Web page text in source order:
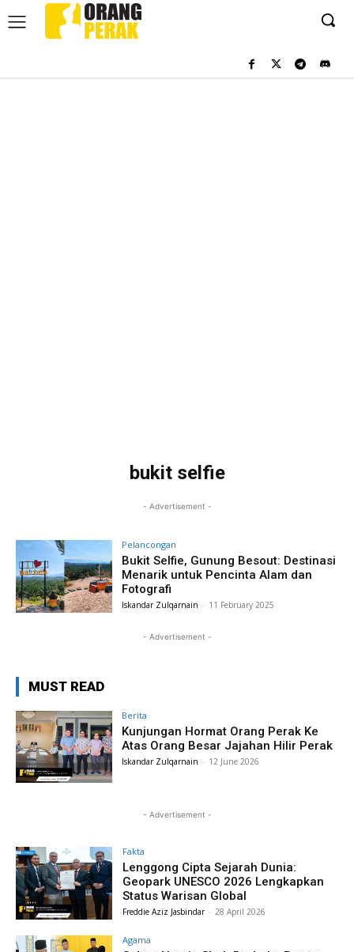
bukit selfie
- Advertisement -
Pelancongan
Bukit Selfie, Gunung Besout: Destinasi
Menarik untuk Pencinta Alam dan
Fotografi
Iskandar Zulqarnain - 11 February 2025
- Advertisement -
MUST READ
Berita
Kunjungan Hormat Orang Perak Ke
Atas Orang Besar Jajahan Hilir Perak
Iskandar Zulqarnain - 12 June 2026
- Advertisement -
Fakta
Lenggong Cipta Sejarah Dunia:
Geopark UNESCO 2026 Lengkapkan
Status Warisan Global
Freddie Aziz Jasbindar - 28 April 2026
Agama